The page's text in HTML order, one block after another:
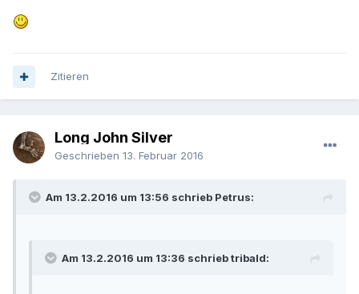
Zitieren
Long John Silver
Geschrieben 13. Februar 2016
Am 13.2.2016 um 13:56 schrieb Petrus:
Am 13.2.2016 um 13:36 schrieb tribald: